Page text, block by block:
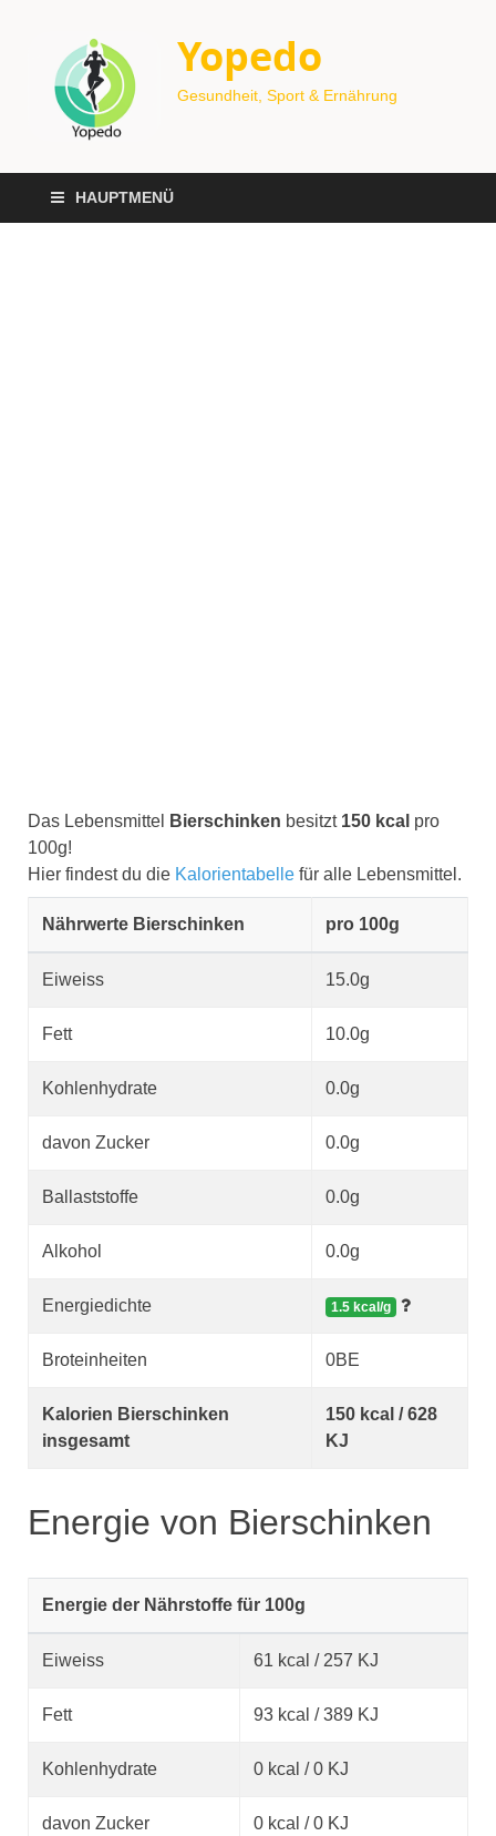
Yopedo
Gesundheit, Sport & Ernährung
HAUPTMENÜ
Das Lebensmittel Bierschinken besitzt 150 kcal pro
100g!
Hier findest du die Kalorientabelle für alle Lebensmittel.
Nährwerte Bierschinken pro 100g
Eiweiss 15.0g
Fett 10.0g
Kohlenhydrate 0.0g
davon Zucker 0.0g
Ballaststoffe 0.0g
Alkohol 0.0g
Energiedichte 1.5 kcal/g
Broteinheiten 0BE
Kalorien Bierschinken
insgesamt
150 kcal / 628
KJ
Energie von Bierschinken
Energie der Nährstoffe für 100g
Eiweiss 61 kcal / 257 KJ
Fett 93 kcal / 389 KJ
Kohlenhydrate 0 kcal / 0 KJ
davon Zucker 0 kcal / 0 KJ